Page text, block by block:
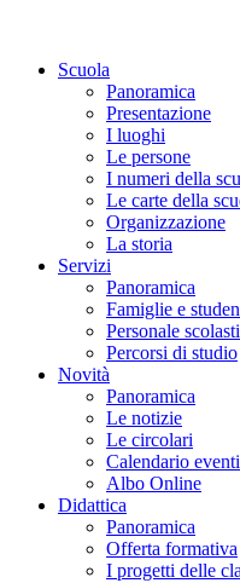
Scuola
Panoramica
Presentazione
I luoghi
Le persone
I numeri della
Le carte della
Organizzazione
La storia
Servizi
Panoramica
Famiglie e
Personale
Percorsi di studio
Novità
Panoramica
Le notizie
Le circolari
Calendario eventi
Albo Online
Didattica
Panoramica
Offerta formativa
I progetti delle